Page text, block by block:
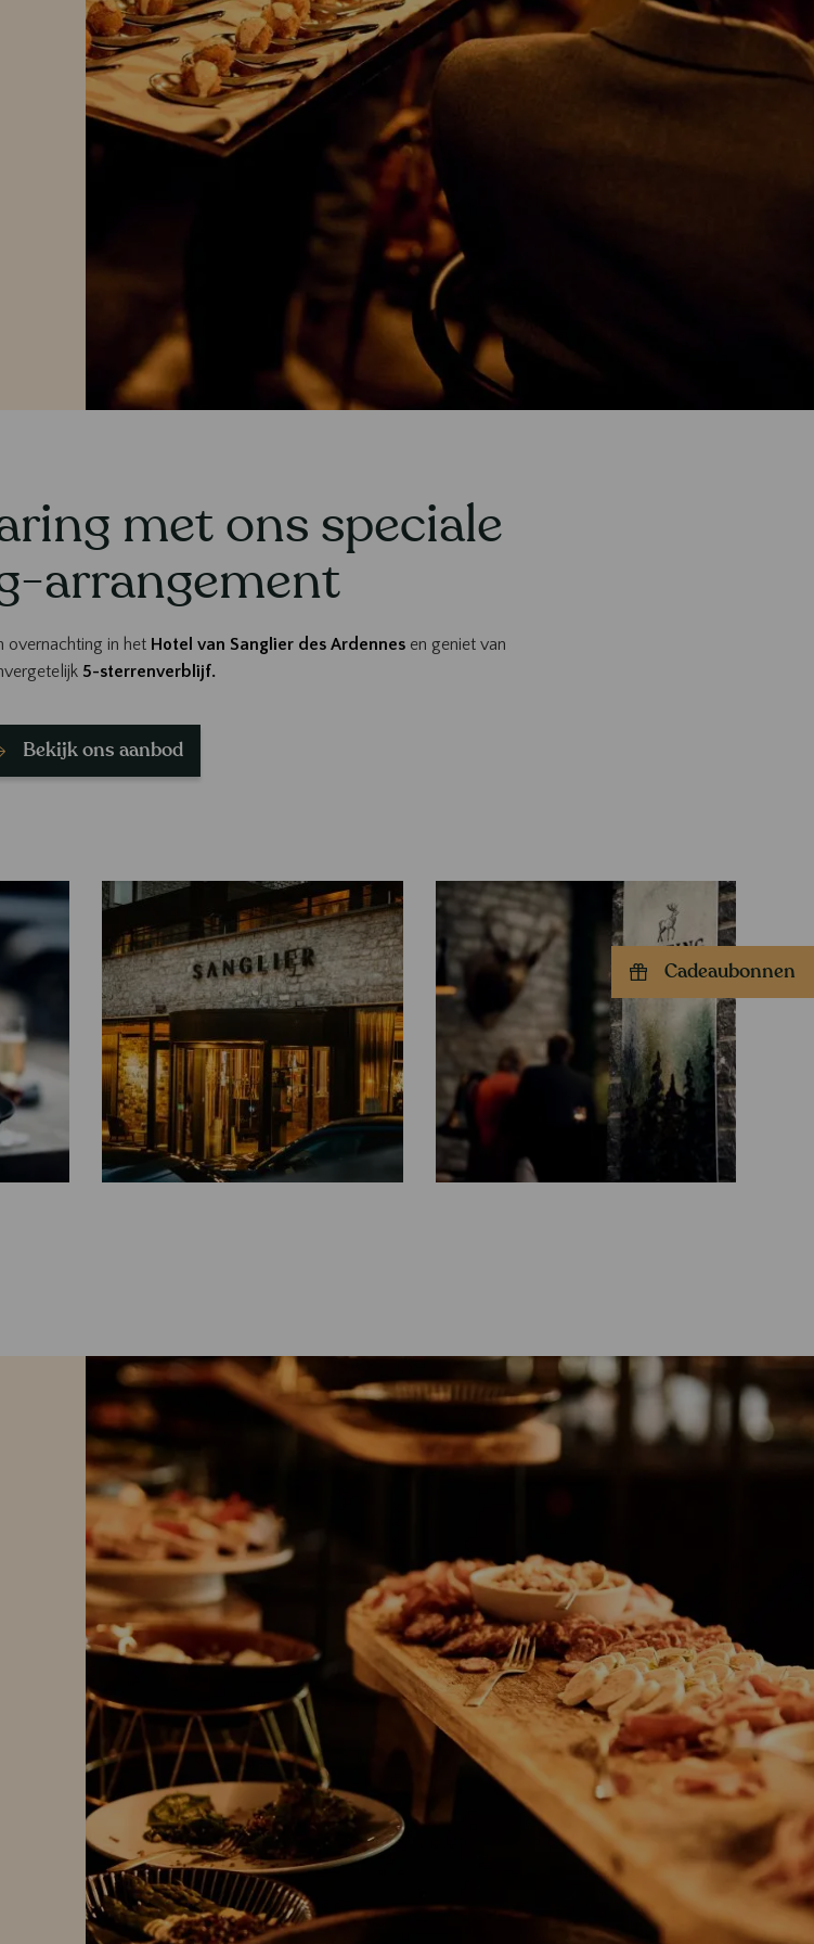
Cadeaubonnen
met ons speciale
arrangement
overnachting in het Hotel van Sanglier des Ardennes en geniet van
5-sterrenverblijf.
Bekijk ons aanbod